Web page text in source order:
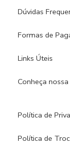
Dúvidas
Formas de
Links Úteis
Conheça
Política de
Política de